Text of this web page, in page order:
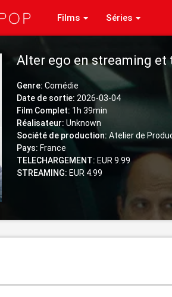
Films Séries
Alter ego en streaming et
Genre: Comédie
Date de sortie: 2026-03-04
Film Complet: 1h 39min
Réalisateur: Unknown
Société de production: Atelier de
Pays: France
TELECHARGEMENT: EUR 9.99
STREAMING: EUR 4.99